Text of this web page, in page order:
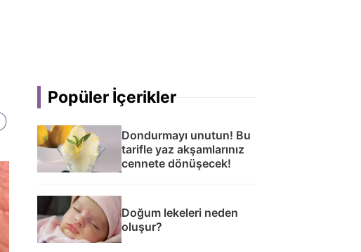
Popüler İçerikler
Dondurmayı unutun! Bu
tarifle yaz akşamlarınız
cennete dönüşecek!
Doğum lekeleri neden
oluşur?